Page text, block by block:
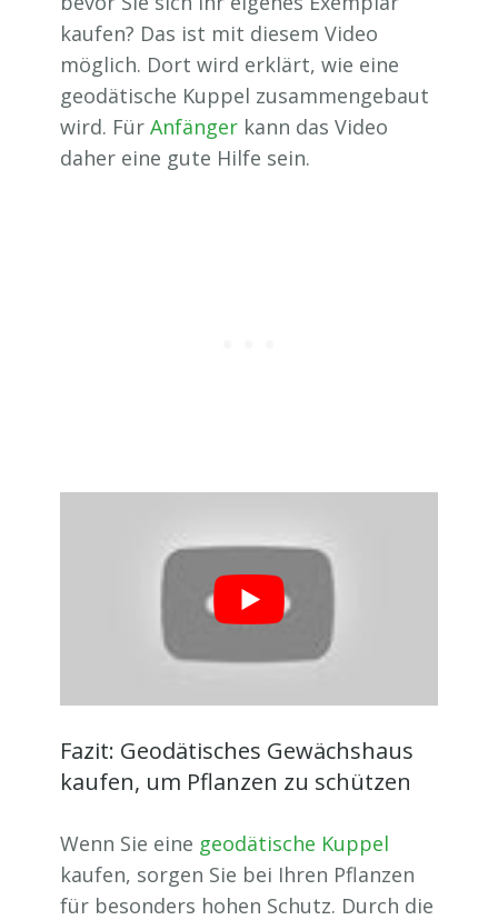
kaufen? Das ist mit diesem Video
möglich. Dort wird erklärt, wie eine
geodätische Kuppel zusammengebaut
wird. Für Anfänger kann das Video
daher eine gute Hilfe sein.
Fazit: Geodätisches Gewächshaus
kaufen, um Pflanzen zu schützen
Wenn Sie eine geodätische Kuppel
kaufen, sorgen Sie bei Ihren Pflanzen
für besonders hohen Schutz. Durch die